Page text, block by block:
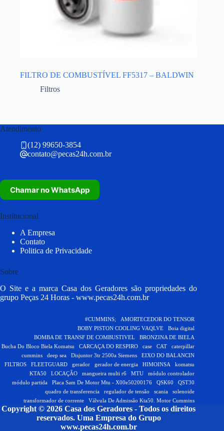
FILTRO DE COMBUSTÍVEL FF5317 – BALDWIN
Filtros
Atendimento
(12) 99650-3854
contato@pecas24h.com.br
Chamar no WhatsApp
Institucional
A Empresa
Contato
Politica de Privacidade
Sobre
O Site e a marca Casa dos Geradores são propriedades do
grupo Peças 24 Horas - www.pecas24h.com.br
#CUMMINS;
AMORTECEDOR DO TENSOR
BOBY PISTON COOLING VAQLVE
Boia digital
BOMBA DE TRANSF DE COMBUSTIVEL
BRONZINA DE BIELA
Bucha Do Bloco Biela Komatsu
CARCAÇA DO RESPIRO case CAT
caterpillar
cummins
deep sea Disjuntor 3tr 2500a Siemens
EIXO DO BALANCIN
FILTROS
FLEETGUARD gerador gerador de energia HIMOINSA
komatsu
KTA50
LOCAÇÃO mangueira multi r6 MTU
módulo controlador
módulo partida
Placa Sam De Motor Mtu - X00e50200176 QSK60
QST30
quadro de transferencia
regulador de tensão scania
solenoide
transformador de corrente
Válvula De Admissão Kta50. Motor Cummins
Copyright © 2026 Casa dos Geradores - Todos os direitos
reservados. Uma Empresa do Grupo
www.pecas24h.com.br